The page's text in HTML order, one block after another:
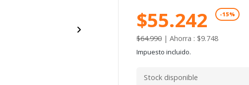
$55.242 -15%
$64.990 | Ahorra : $9.748
Impuesto incluido.
Stock disponible